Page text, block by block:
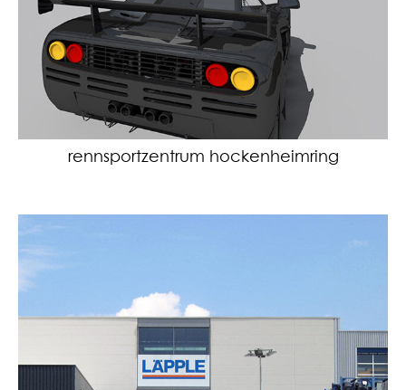
rennsportzentrum hockenheimring